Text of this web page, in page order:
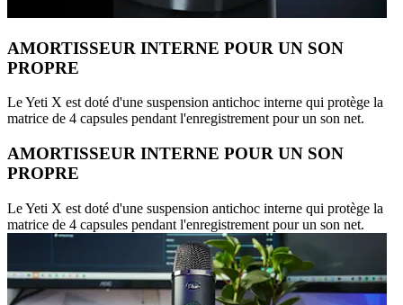
AMORTISSEUR INTERNE POUR UN SON
PROPRE
Le Yeti X est doté d'une suspension antichoc interne qui protège la
matrice de 4 capsules pendant l'enregistrement pour un son net.
AMORTISSEUR INTERNE POUR UN SON
PROPRE
Le Yeti X est doté d'une suspension antichoc interne qui protège la
matrice de 4 capsules pendant l'enregistrement pour un son net.